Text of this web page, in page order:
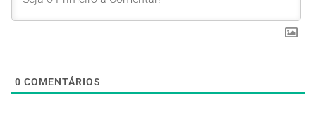
0 COMENTÁRIOS